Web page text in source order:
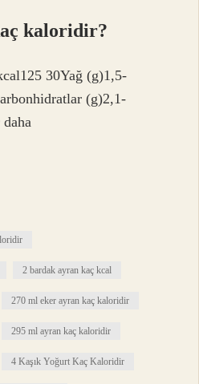
kaloridir?
30Yağ (g)1,5-
(g)2,1-
daha
2 bardak ayran kaç kcal
270 ml eker ayran kaç kaloridir
295 ml ayran kaç kaloridir
4 Kaşık Yoğurt Kaç Kaloridir